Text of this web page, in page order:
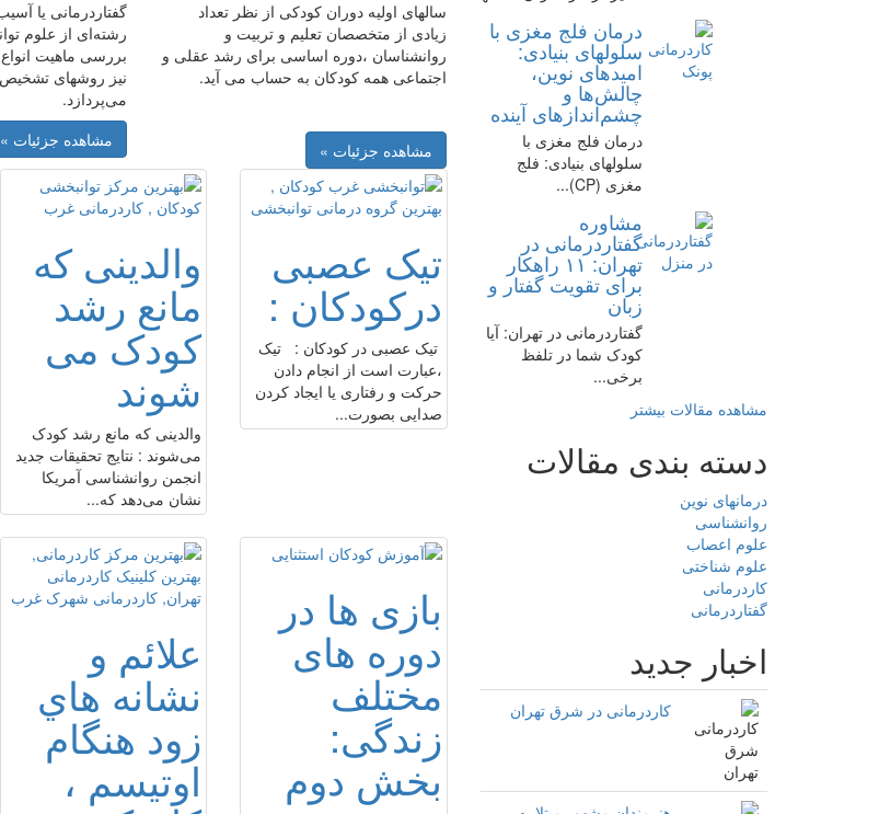
رشته‌ای از علوم
بررسی ماهیت انواع
نیز روشهای تشخیص
می‌پردازد.
مشاهده جزئیات »
سالهای اولیه دوران کودکی از نظر تعداد
زیادی از متخصصان تعلیم و تربیت و
روانشناسان ،دوره اساسی برای رشد عقلی و
اجتماعی همه کودکان به حساب می آید.
مشاهده جزئیات »
والدینی که
مانع رشد
کودک می
شوند
والدینی که مانع رشد کودک
می‌شوند : نتایج تحقیقات جدید
انجمن روانشناسی آمریکا
نشان می‌دهد که...
تیک عصبی
درکودکان :
تیک عصبی در کودکان : تیک
،عبارت است از انجام دادن
حرکت و رفتاری یا ایجاد کردن
صدایی بصورت...
علائم و
نشانه هاي
زود هنگام
اوتيسم ،
بازى ها در
دوره هاى
مختلف
زندگى:
بخش دوم
درمان فلج مغزی با
سلولهای بنیادی:
امیدهای نوین،
چالش‌ها و
چشم‌اندازهای آینده
درمان فلج مغزی با
سلولهای بنیادی: فلج
مغزی (CP)...
مشاوره
گفتاردرمانی در
تهران: ۱۱ راهکار
برای تقویت گفتار و
زبان
گفتاردرمانی در تهران: آیا
کودک شما در تلفظ
برخی...
مشاهده مقالات بیشتر
دسته بندی مقالات
درمانهای نوین
روانشناسی
علوم اعصاب
علوم شناختی
کاردرمانی
گفتاردرمانی
اخبار جدید
کاردرمانی در شرق تهران